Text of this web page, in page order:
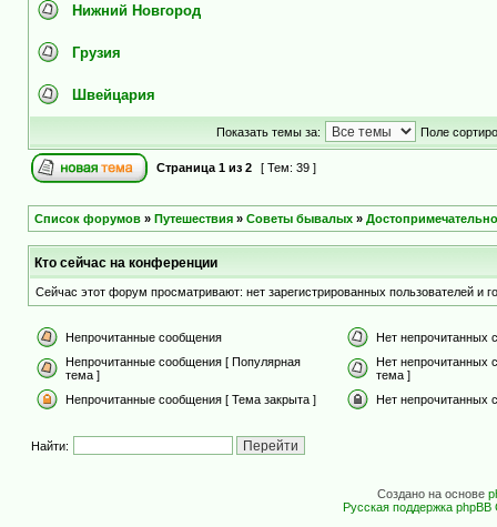
Нижний Новгород
Грузия
Швейцария
Показать темы за: Поле
Страница 1 из 2 [ Тем: 39 ]
Список форумов » Путешествия » Советы бывалых »
Кто сейчас на конференции
Сейчас этот форум просматривают: нет зарегистрированных пользователей и
Непрочитанные сообщения
Нет непрочитанных
Непрочитанные сообщения [ Популярная
тема ]
Нет непрочитанных
тема ]
Непрочитанные сообщения [ Тема закрыта ]
Нет непрочитанных
Найти:
Создано на основе
Русская поддержка phpBB